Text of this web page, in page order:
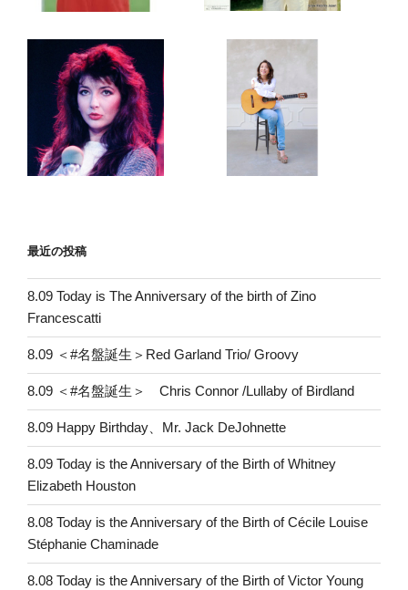
最近の投稿
8.09 Today is The Anniversary of the birth of Zino
Francescatti
8.09 ＜#名盤誕生＞Red Garland Trio/ Groovy
8.09 ＜#名盤誕生＞ Chris Connor /Lullaby of Birdland
8.09 Happy Birthday、Mr. Jack DeJohnette
8.09 Today is the Anniversary of the Birth of Whitney
Elizabeth Houston
8.08 Today is the Anniversary of the Birth of Cécile Louise
Stéphanie Chaminade
8.08 Today is the Anniversary of the Birth of Victor Young